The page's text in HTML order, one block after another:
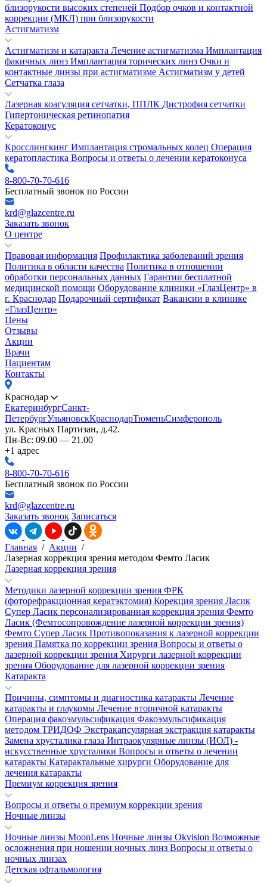
близорукости высоких степеней Подбор очков и контактной
коррекции (МКЛ) при близорукости
Астигматизм
Астигматизм и катаракта Лечение астигматизма Имплантация
факичных линз Имплантация торических линз Очки и
контактные линзы при астигматизме Астигматизм у детей
Сетчатка глаза
Лазерная коагуляция сетчатки, ППЛК Дистрофия сетчатки
Гипертоническая ретинопатия
Кератоконус
Кросслингкинг Имплантация стромальных колец Операция
кератопластика Вопросы и ответы о лечении кератоконуса
8-800-70-70-616
Бесплатный звонок по России
krd@glazcentre.ru
Заказать звонок
О центре
Правовая информация Профилактика заболеваний зрения
Политика в области качества Политика в отношении
обработки персональных данных Гарантии бесплатной
медицинской помощи Оборудование клиники «ГлазЦентр» в
г. Краснодар Подарочный сертификат Вакансии в клинике
«ГлазЦентр»
Цены
Отзывы
Акции
Врачи
Пациентам
Контакты
Краснодар
ЕкатеринбургСанкт-
ПетербургУльяновскКраснодарТюменьСимферополь
ул. Красных Партизан, д.42.
Пн-Вс: 09.00 — 21.00
+1 адрес
8-800-70-70-616
Бесплатный звонок по России
krd@glazcentre.ru
Заказать звонок Записаться
Главная / Акции /
Лазерная коррекция зрения методом Фемто Ласик
Лазерная коррекция зрения
Методики лазерной коррекции зрения ФРК
(фоторефракционная кератэктомия) Корекция зрения Ласик
Супер Ласик персонализированная коррекция зрения Фемто
Ласик (Фемтосопровождение лазерной коррекции зрения)
Фемто Супер Ласик Противопоказания к лазерной коррекции
зрения Памятка по коррекции зрения Вопросы и ответы о
лазерной коррекции зрения Хирурги лазерной коррекции
зрения Оборудование для лазерной коррекции зрения
Катаракта
Причины, симптомы и диагностика катаракты Лечение
катаракты и глаукомы Лечение вторичной катаракты
Операция факоэмульсификация Факоэмульсификация
методом ТРИДОФ Экстракапсулярная экстракция катаракты
Замена хрусталика глаза Интраокулярные линзы (ИОЛ) -
искусственные хрусталики Вопросы и ответы о лечении
катаракты Катарактальные хирурги Оборудование для
лечения катаракты
Премиум коррекция зрения
Вопросы и ответы о премиум коррекции зрения
Ночные линзы
Ночные линзы MoonLens Ночные линзы Okvision Возможные
осложнения при ношении ночных линз Вопросы и ответы о
ночных линзах
Детская офтальмология